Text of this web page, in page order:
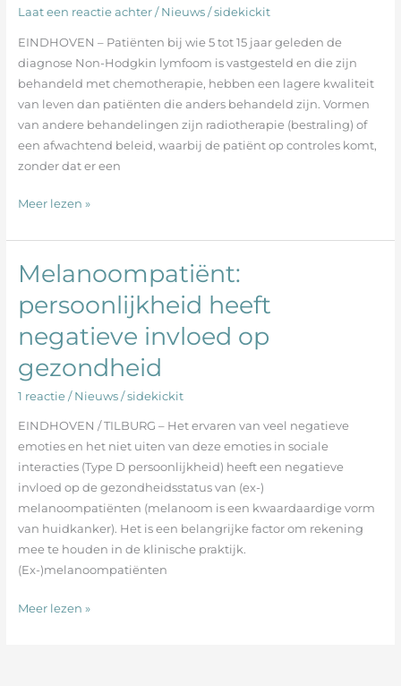
Laat een reactie achter / Nieuws/sidekickit
EINDHOVEN – Patiënten bij wie 5 tot 15 jaar geleden de
diagnose Non-Hodgkin lymfoom is vastgesteld en die zijn
behandeld met chemotherapie, hebben een lagere kwaliteit
van leven dan patiënten die anders behandeld zijn. Vormen
van andere behandelingen zijn radiotherapie (bestraling) of
een afwachtend beleid, waarbij de patiënt op controles komt,
zonder dat er een
bij
hodgkin
met
chemotherapie
Meer lezen »
Melanoompatiënt:
persoonlijkheid heeft
negatieve invloed op
gezondheid
1 reactie / Nieuws/sidekickit
EINDHOVEN / TILBURG – Het ervaren van veel negatieve
emoties en het niet uiten van deze emoties in sociale
interacties (Type D persoonlijkheid) heeft een negatieve
invloed op de gezondheidsstatus van (ex-)
melanoompatiënten (melanoom is een kwaardaardige vorm
van huidkanker). Het is een belangrijke factor om rekening
mee te houden in de klinische praktijk.
(Ex-)melanoompatiënten
Melanoompatiënt:
heeft
negatieve
invloed
op
gezondheid
Meer lezen »